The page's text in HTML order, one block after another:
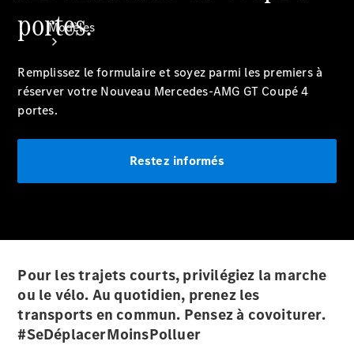
Modèles
Tous les modèles
Berlines
portes.
Remplissez le formulaire et soyez parmi les premiers à
réserver votre Nouveau Mercedes-AMG GT Coupé 4
portes.
Restez informés
Pour les trajets courts, privilégiez la marche
ou le vélo. Au quotidien, prenez les
transports en commun. Pensez à covoiturer.
#SeDéplacerMoinsPolluer